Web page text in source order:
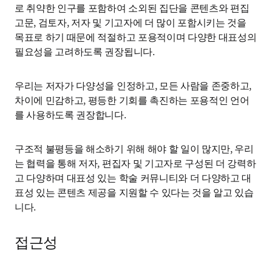
로 취약한 인구를 포함하여 소외된 집단을 콘텐츠와 편집
고문, 검토자, 저자 및 기고자에 더 많이 포함시키는 것을
목표로 하기 때문에 적절하고 포용적이며 다양한 대표성의
필요성을 고려하도록 권장됩니다.
우리는 저자가 다양성을 인정하고, 모든 사람을 존중하고,
차이에 민감하고, 평등한 기회를 촉진하는 포용적인 언어
를 사용하도록 권장합니다.
구조적 불평등을 해소하기 위해 해야 할 일이 많지만, 우리
는 협력을 통해 저자, 편집자 및 기고자로 구성된 더 강력하
고 다양하며 대표성 있는 학술 커뮤니티와 더 다양하고 대
표성 있는 콘텐츠 제공을 지원할 수 있다는 것을 알고 있습
니다.
접근성